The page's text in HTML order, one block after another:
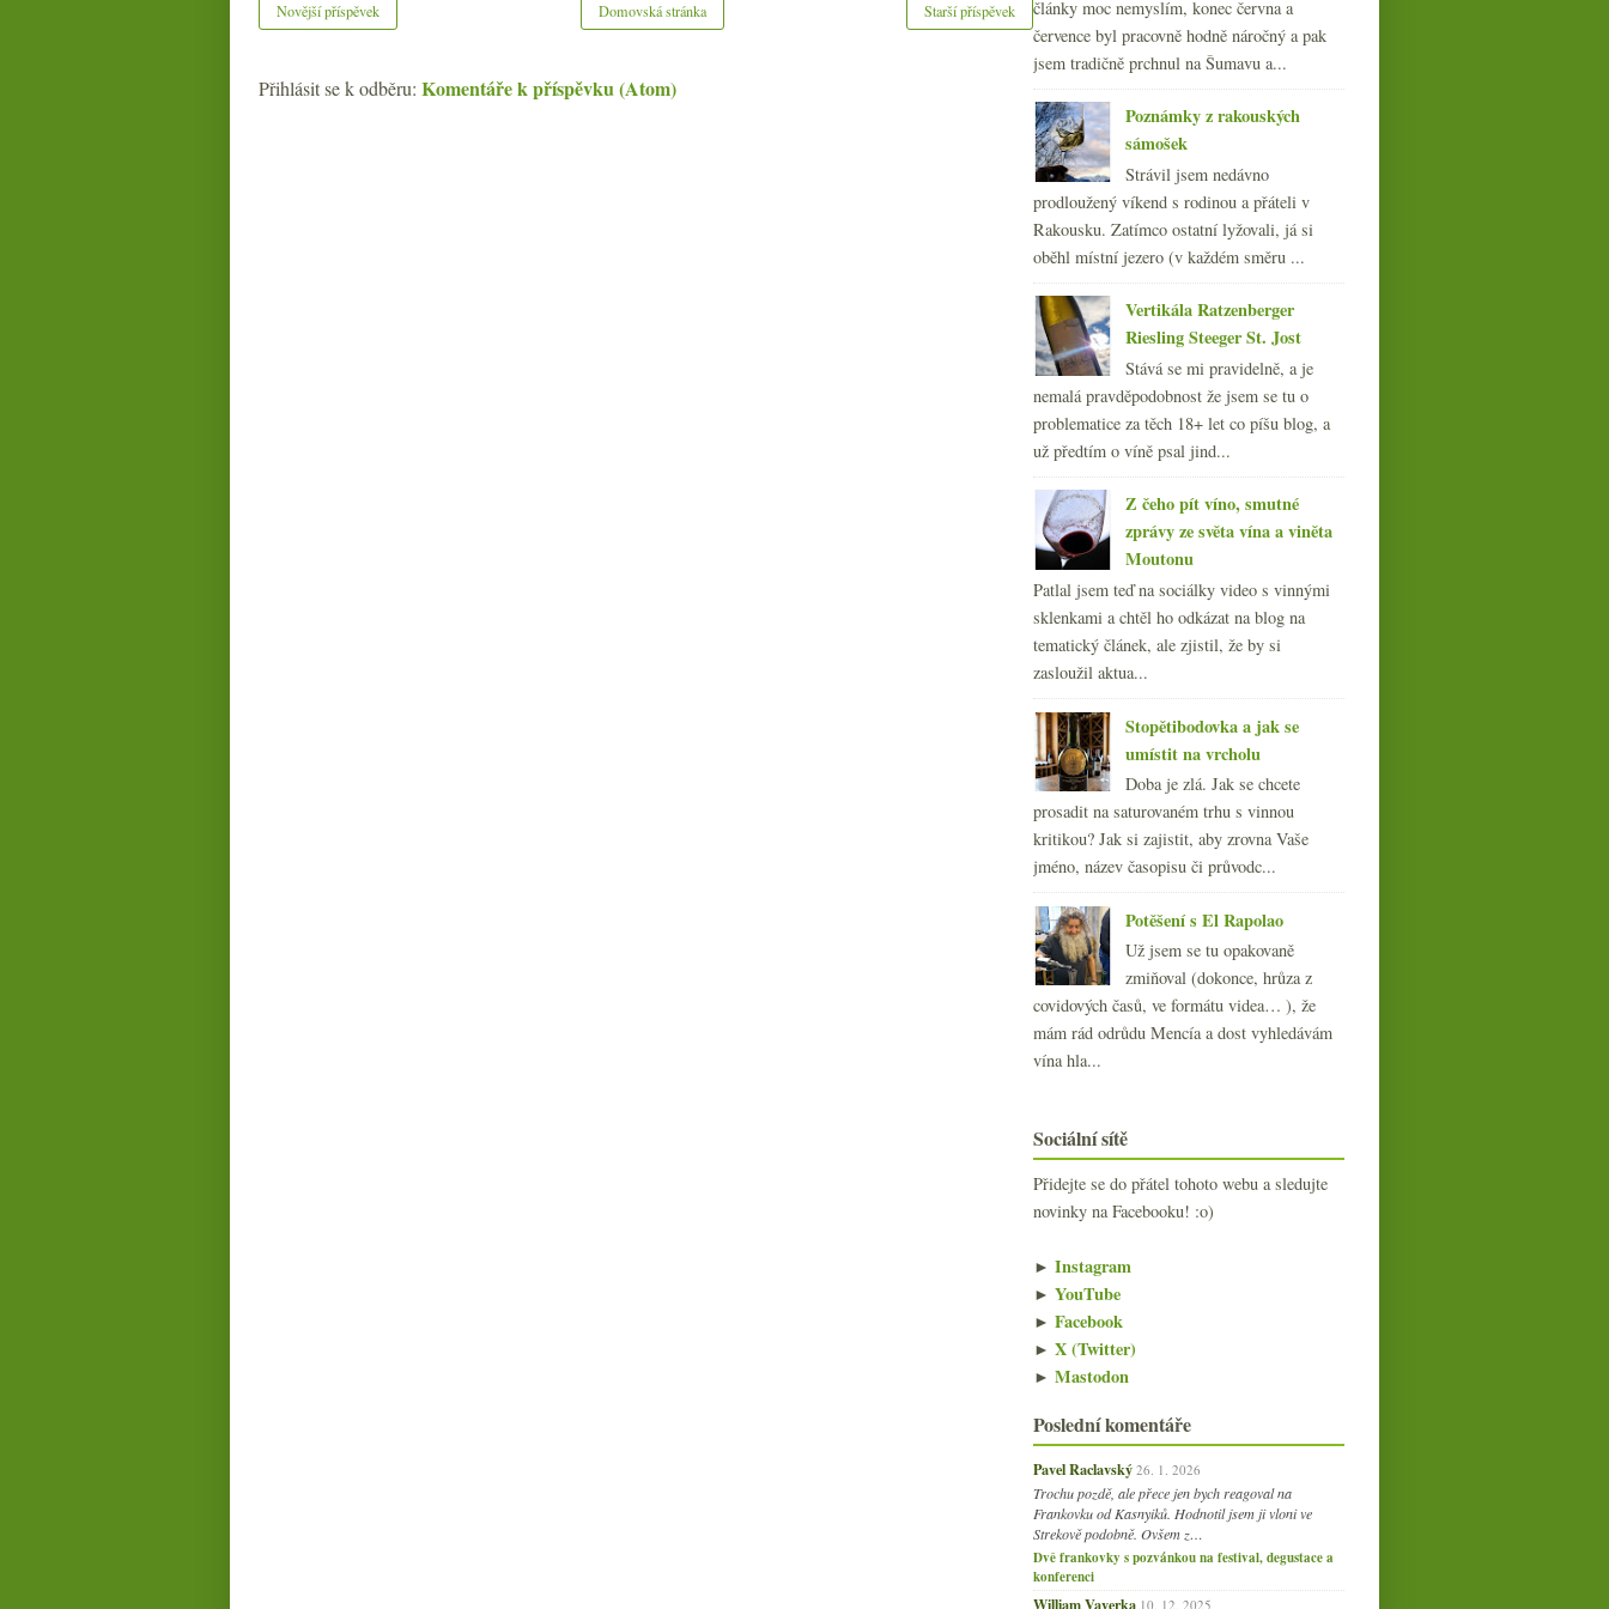
Novější příspěvek Starší příspěvek
Domovská stránka
Přihlásit se k odběru: Komentáře k příspěvku (Atom)
články moc nemyslím, konec června a
července byl pracovně hodně náročný a pak
jsem tradičně prchnul na Šumavu a...
Poznámky z rakouských
sámošek
Strávil jsem nedávno
prodloužený víkend s rodinou a přáteli v
Rakousku. Zatímco ostatní lyžovali, já si
oběhl místní jezero (v každém směru ...
Vertikála Ratzenberger
Riesling Steeger St. Jost
Stává se mi pravidelně, a je
nemalá pravděpodobnost že jsem se tu o
problematice za těch 18+ let co píšu blog, a
už předtím o víně psal jind...
Z čeho pít víno, smutné
zprávy ze světa vína a viněta
Moutonu
Patlal jsem teď na sociálky video s vinnými
sklenkami a chtěl ho odkázat na blog na
tematický článek, ale zjistil, že by si
zasloužil aktua...
Stopětibodovka a jak se
umístit na vrcholu
Doba je zlá. Jak se chcete
prosadit na saturovaném trhu s vinnou
kritikou? Jak si zajistit, aby zrovna Vaše
jméno, název časopisu či průvodc...
Potěšení s El Rapolao
Už jsem se tu opakovaně
zmiňoval (dokonce, hrůza z
covidových časů, ve formátu videa… ), že
mám rád odrůdu Mencía a dost vyhledávám
vína hla...
Sociální sítě
Přidejte se do přátel tohoto webu a sledujte
novinky na Facebooku! :o)
► Instagram
► YouTube
► Facebook
► X (Twitter)
► Mastodon
Poslední komentáře
Pavel Raclavský 26. 1. 2026
Trochu pozdě, ale přece jen bych reagoval na
Frankovku od Kasnyiků. Hodnotil jsem ji vloni ve
Strekově podobně. Ovšem z…
Dvě frankovky s pozvánkou na festival, degustace a
konferenci
William Vaverka 10. 12. 2025